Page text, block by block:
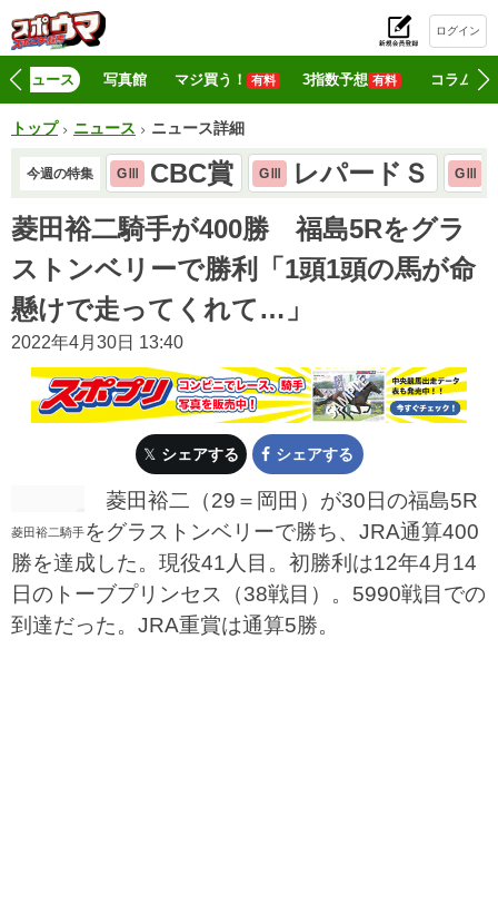
ログイン
ニュース 写真館 マジ買う！ 有料 3指数予想 有料 コラム
トップ ニュース ニュース詳細
今週の特集 GⅢ CBC賞 GⅢ レパードＳ GⅢ
菱田裕二騎手が400勝 福島5Rをグラ
ストンベリーで勝利「1頭1頭の馬が命
懸けで走ってくれて…」
2022年4月30日 13:40
シェアする シェアする
菱田裕二騎手
菱田裕二（29＝岡田）が30日の福島5R
をグラストンベリーで勝ち、JRA通算400
勝を達成した。現役41人目。初勝利は12年4月14
日のトーブプリンセス（38戦目）。5990戦目での
到達だった。JRA重賞は通算5勝。